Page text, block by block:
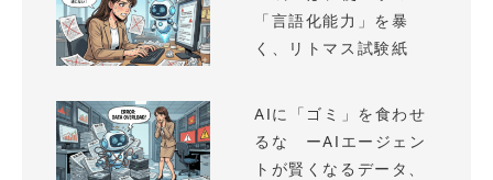
「言語化能力」を暴
く、リトマス試験紙
AIに「ゴミ」を食わせ
るな ーAIエージェン
トが賢くなるデータ、